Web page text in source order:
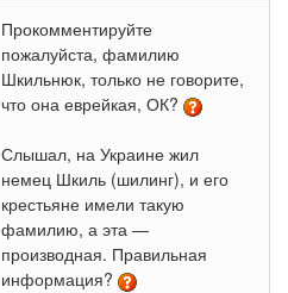
Прокомментируйте
пожалуйста, фамилию
Шкильнюк, только не говорите,
что она еврейкая, ОК?
Слышал, на Украине жил
немец Шкиль (шилинг), и его
крестьяне имели такую
фамилию, а эта —
производная. Правильная
информация?